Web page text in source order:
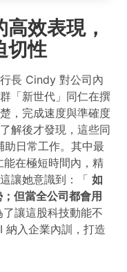
效表現，
切性
長 Cindy 對公司內
「新世代」同仁在撰
，完成速度與準確度
解後才發現，這些同
日常工作。其中最
在極短時間內，精
讓她意識到：「 如
但當全公司都會用
了讓這股科技動能不
納入企業內訓，打造